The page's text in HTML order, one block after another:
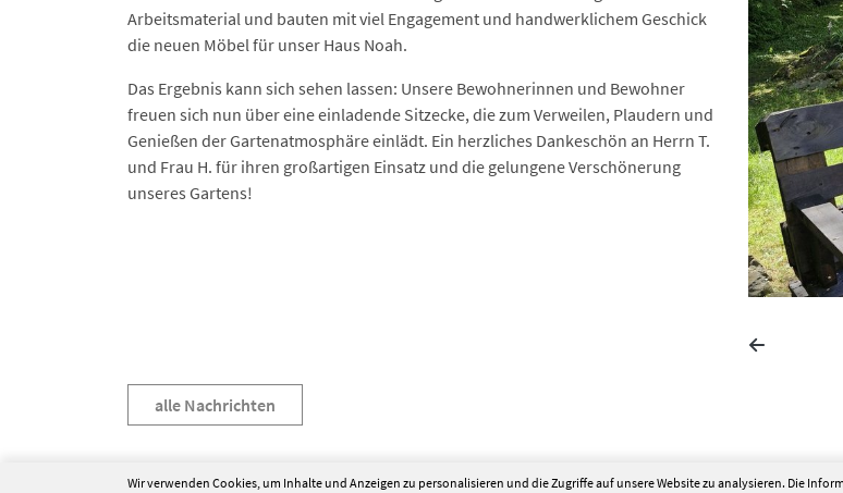
Arbeitsmaterial und bauten mit viel Engagement und handwerklichem Geschick
die neuen Möbel für unser Haus Noah.
Das Ergebnis kann sich sehen lassen: Unsere Bewohnerinnen und Bewohner
freuen sich nun über eine einladende Sitzecke, die zum Verweilen, Plaudern und
Genießen der Gartenatmosphäre einlädt. Ein herzliches Dankeschön an Herrn T.
und Frau H. für ihren großartigen Einsatz und die gelungene Verschönerung
unseres Gartens!
alle Nachrichten
Wir verwenden Cookies, um Inhalte und Anzeigen zu personalisieren und die Zugriffe auf unsere Website zu analysieren. Die